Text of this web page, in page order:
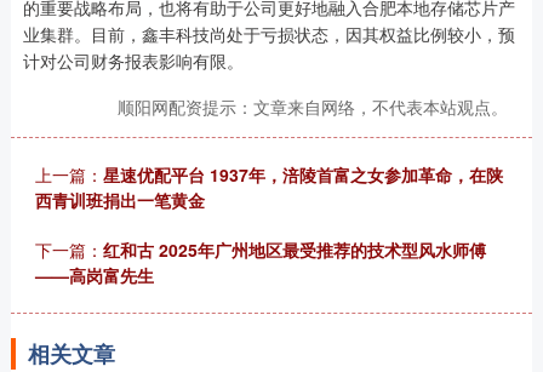
的重要战略布局，也将有助于公司更好地融入合肥本地存储芯片产
业集群。目前，鑫丰科技尚处于亏损状态，因其权益比例较小，预
计对公司财务报表影响有限。
顺阳网配资提示：文章来自网络，不代表本站观点。
上一篇： 星速优配平台 1937年，涪陵首富之女参加革命，在陕
西青训班捐出一笔黄金
下一篇： 红和古 2025年广州地区最受推荐的技术型风水师傅
——高岗富先生
相关文章